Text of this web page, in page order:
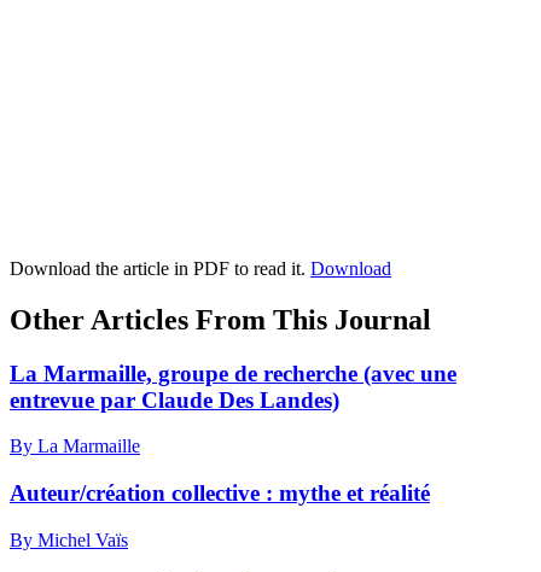
Download the article in PDF to read it. Download
Other Articles From This Journal
La Marmaille, groupe de recherche (avec une
entrevue par Claude Des Landes)
By La Marmaille
Auteur/création collective : mythe et réalité
By Michel Vaïs